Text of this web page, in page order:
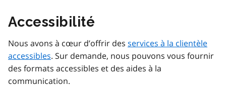
Accessibilité
Nous avons à cœur d’offrir des services à la clientèle
accessibles. Sur demande, nous pouvons vous fournir
des formats accessibles et des aides à la
communication.